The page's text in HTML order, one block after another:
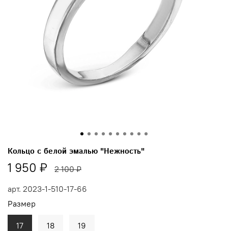
арт. 2023-1-510-17-66
Кольцо с белой эмалью "Нежность"
1 950 ₽ 2 100 ₽
Размер
17 18 19